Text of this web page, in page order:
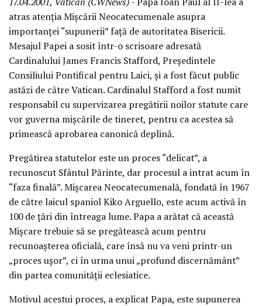
atras atenţia Mişcării Neocatecumenale asupra
importanţei “supunerii” faţă de autoritatea Bisericii.
Mesajul Papei a sosit într-o scrisoare adresată
Cardinalului James Francis Stafford, Preşedintele
Consiliului Pontifical pentru Laici, şi a fost făcut public
astăzi de către Vatican. Cardinalul Stafford a fost numit
responsabil cu supervizarea pregătirii noilor statute care
vor guverna mişcările de tineret, pentru ca acestea să
primească aprobarea canonică deplină.
Pregătirea statutelor este un proces “delicat”, a
recunoscut Sfântul Părinte, dar procesul a intrat acum în
“faza finală”. Mişcarea Neocatecumenală, fondată în 1967
de către laicul spaniol Kiko Arguello, este acum activă în
100 de ţări din întreaga lume. Papa a arătat că această
Mişcare trebuie să se pregătească acum pentru
recunoaşterea oficială, care însă nu va veni printr-un
„proces uşor”, ci în urma unui „profund discernământ”
din partea comunităţii eclesiatice.
Motivul acestui proces, a explicat Papa, este supunerea